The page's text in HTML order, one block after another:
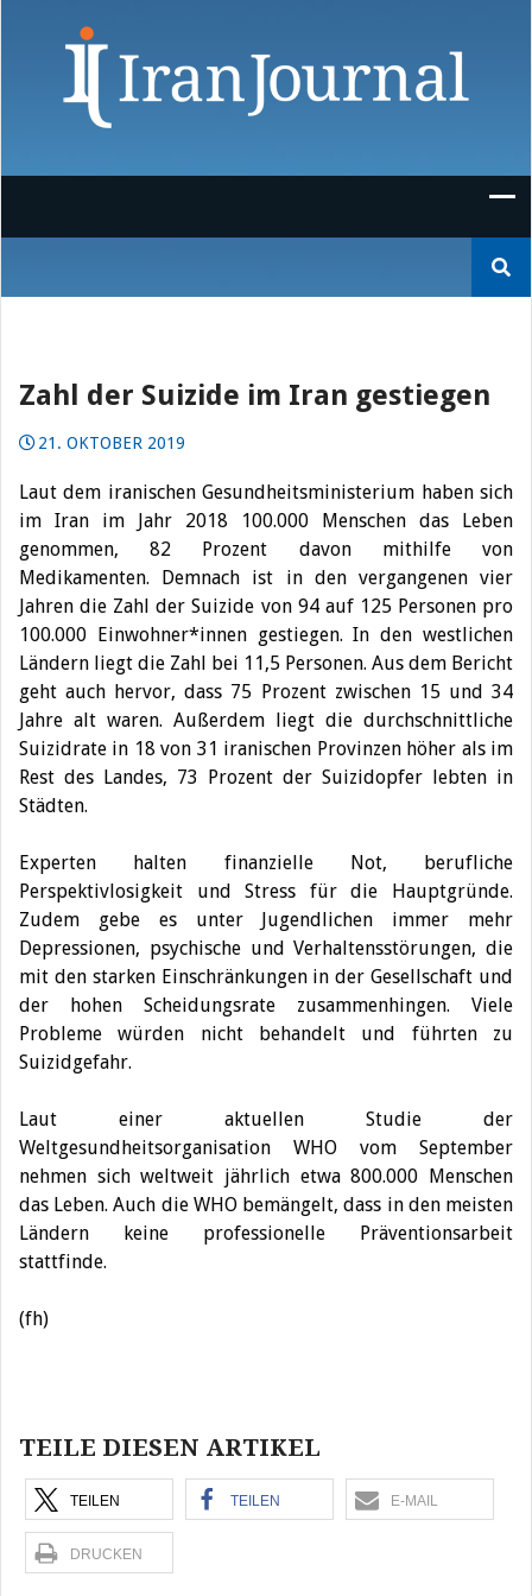
nach:
Zahl der Suizide im Iran gestiegen
21. OKTOBER 2019
Laut dem iranischen Gesundheitsministerium haben sich
im Iran im Jahr 2018 100.000 Menschen das Leben
genommen, 82 Prozent davon mithilfe von
Medikamenten. Demnach ist in den vergangenen vier
Jahren die Zahl der Suizide von 94 auf 125 Personen pro
100.000 Einwohner*innen gestiegen. In den westlichen
Ländern liegt die Zahl bei 11,5 Personen. Aus dem Bericht
geht auch hervor, dass 75 Prozent zwischen 15 und 34
Jahre alt waren. Außerdem liegt die durchschnittliche
Suizidrate in 18 von 31 iranischen Provinzen höher als im
Rest des Landes, 73 Prozent der Suizidopfer lebten in
Städten.
Experten halten finanzielle Not, berufliche
Perspektivlosigkeit und Stress für die Hauptgründe.
Zudem gebe es unter Jugendlichen immer mehr
Depressionen, psychische und Verhaltensstörungen, die
mit den starken Einschränkungen in der Gesellschaft und
der hohen Scheidungsrate zusammenhingen. Viele
Probleme würden nicht behandelt und führten zu
Suizidgefahr.
Laut einer aktuellen Studie der
Weltgesundheitsorganisation WHO vom September
nehmen sich weltweit jährlich etwa 800.000 Menschen
das Leben. Auch die WHO bemängelt, dass in den meisten
Ländern keine professionelle Präventionsarbeit
stattfinde.
(fh)
TEILE DIESEN ARTIKEL
TEILEN TEILEN E-MAIL
DRUCKEN